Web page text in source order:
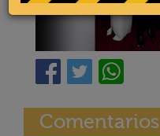
Comentarios